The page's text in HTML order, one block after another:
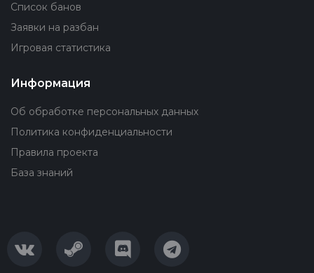
Список банов
Заявки на разбан
Игровая статистика
Информация
Об обработке персональных данных
Политика конфиденциальности
Правила проекта
База знаний